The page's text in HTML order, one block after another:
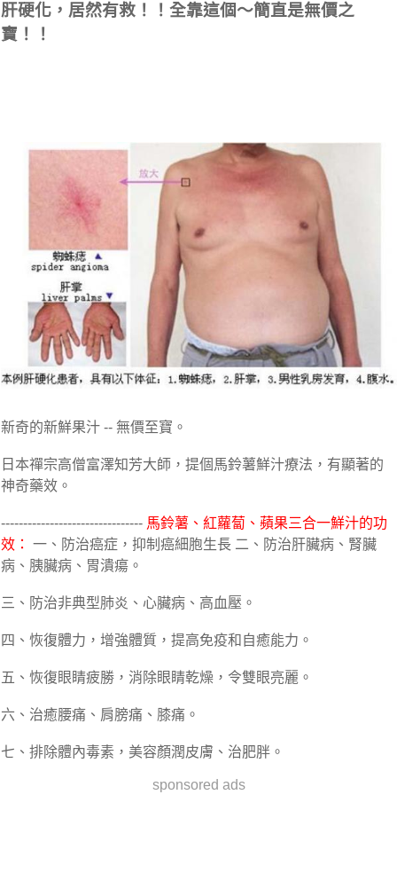
肝硬化，居然有救！！全靠這個～簡直是無價之
寶！！
新奇的新鮮果汁 -- 無價至寶。
日本禪宗高僧富澤知芳大師，提個馬鈴薯鮮汁療法，有顯著的
神奇藥效。
-------------------------------- 馬鈴薯、紅蘿蔔、蘋果三合一鮮汁的功
效： 一、防治癌症，抑制癌細胞生長 二、防治肝臟病、腎臟
病、胰臟病、胃潰瘍。
三、防治非典型肺炎、心臟病、高血壓。
四、恢復體力，增強體質，提高免疫和自癒能力。
五、恢復眼睛疲勝，消除眼睛乾燥，令雙眼亮麗。
六、治癒腰痛、肩膀痛、膝痛。
七、排除體內毒素，美容顏潤皮膚、治肥胖。
sponsored ads